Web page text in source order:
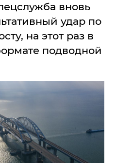
Здоровье
Шоу-биз
Культура
Общество
Авторское
вновь
удар по
на этот раз в
подводной